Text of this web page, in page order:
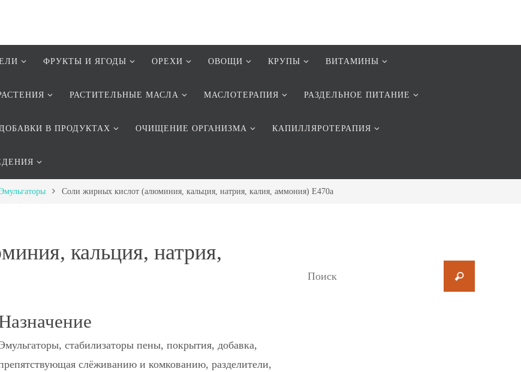
ФРУКТЫ И ЯГОДЫ ОРЕХИ ОВОЩИ КРУПЫ ВИТАМИНЫ
РАСТИТЕЛЬНЫЕ МАСЛА МАСЛОТЕРАПИЯ РАЗДЕЛЬНОЕ ПИТАНИЕ
В ПРОДУКТАХ ОЧИЩЕНИЕ ОРГАНИЗМА КАПИЛЛЯРОТЕРАПИЯ
Соли жирных кислот (алюминия, кальция, натрия, калия, аммония) Е470а
кальция, натрия,
стабилизаторы пены, покрытия, добавка,
слёживанию и комкованию, разделители,